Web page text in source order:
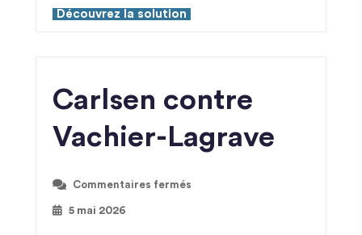
Découvrez la solution
Carlsen contre
Vachier-Lagrave
Commentaires fermés
5 mai 2026